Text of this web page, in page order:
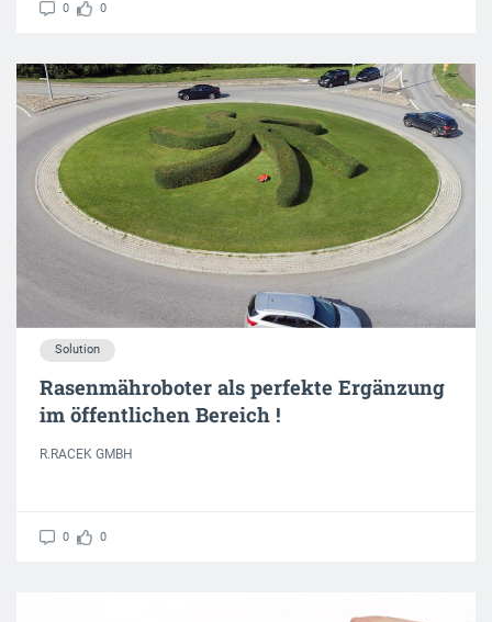
0 0
Solution
Rasenmähroboter als perfekte Ergänzung
im öffentlichen Bereich !
R.RACEK GMBH
0 0